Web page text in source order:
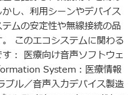
し、利用シーンやデバイス
ムの安定性や無線接続の品
このエコシステムに関わる
： 医療向け音声ソフトウェ
System：医療情報
ブル／音声入力デバイス製造